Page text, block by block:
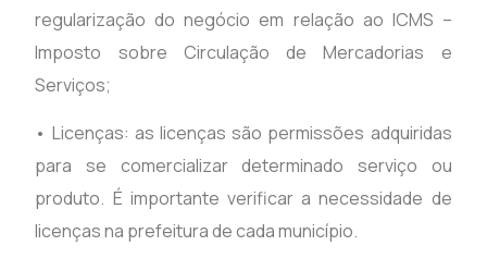
regularização do negócio em relação ao ICMS –
Imposto sobre Circulação de Mercadorias e
Serviços;
• Licenças: as licenças são permissões adquiridas
para se comercializar determinado serviço ou
produto. É importante verificar a necessidade de
licenças na prefeitura de cada município.